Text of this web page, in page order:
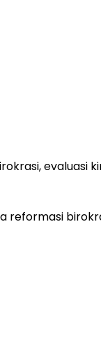
evaluasi
reformasi